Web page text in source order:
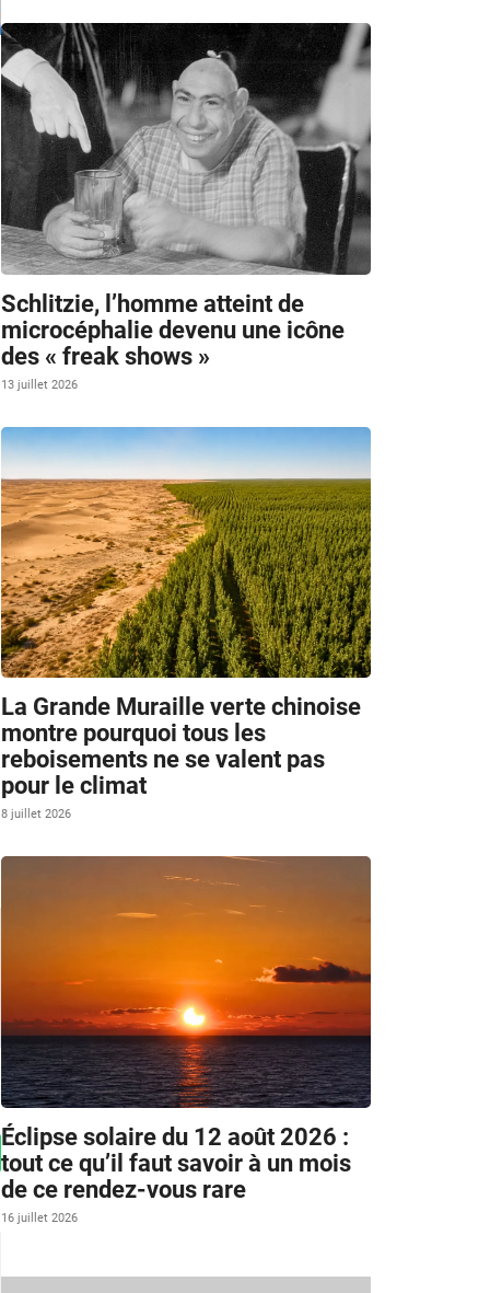
Schlitzie, l’homme atteint de
microcéphalie devenu une icône
des « freak shows »
13 juillet 2026
La Grande Muraille verte chinoise
montre pourquoi tous les
reboisements ne se valent pas
pour le climat
8 juillet 2026
Éclipse solaire du 12 août 2026 :
tout ce qu’il faut savoir à un mois
de ce rendez-vous rare
16 juillet 2026